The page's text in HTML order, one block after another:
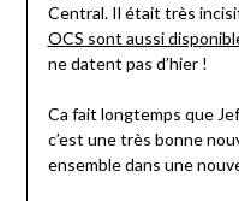
Central. Il était très
OCS sont aussi
ne datent pas d’hier !
Ca fait longtemps que
c’est une très bonne
ensemble dans une